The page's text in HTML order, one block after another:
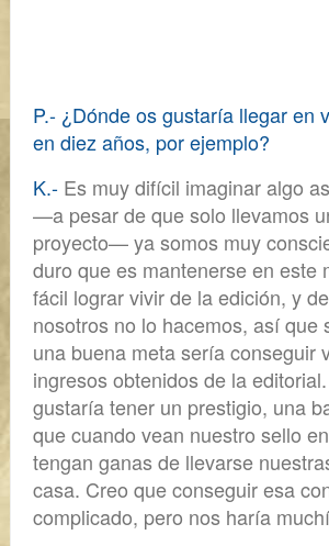
P.- ¿Dónde os gustaría llegar en
en diez años, por ejemplo?
K.- Es muy difícil imaginar algo
—a pesar de que solo llevamos
proyecto— yasomos muy
duro que es mantenerse en este
fácil lograr vivir de la edición, y
nosotros no lo hacemos, así que
una buena meta sería conseguir
ingresos obtenidos de la
gustaría tener un prestigio, una
que cuando vean nuestro sello
tengan ganas de llevarse
casa. Creo que conseguir esa
complicado, pero nos haría